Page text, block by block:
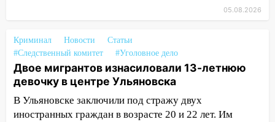
Ульяновская полиция получила
в России
07:02 Жара отступит: какой будет
погода в Ульяновске днем 5 августа
06:10 Двое мигрантов изнасиловали 13-
летнюю девочку в центре Ульяновска
05.08.2026
Криминал Новости
Статьи
#Следственный комитет
#Уголовное дело
Двое мигрантов изнасиловали 13-летнюю
девочку в центре Ульяновска
В Ульяновске заключили под стражу двух
иностранных граждан в возрасте 20 и 22 лет. Им